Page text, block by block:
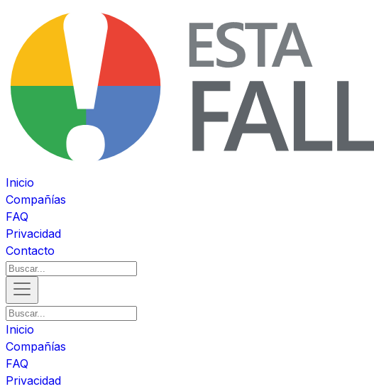
Inicio
Compañías
FAQ
Privacidad
Contacto
Inicio
Compañías
FAQ
Privacidad